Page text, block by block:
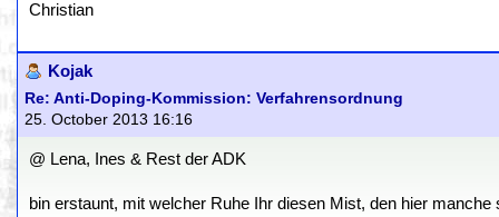
Christian
Kojak
Re: Anti-Doping-Kommission: Verfahrensordnung
25. October 2013 16:16
@ Lena, Ines & Rest der ADK
bin erstaunt, mit welcher Ruhe Ihr diesen Mist, den hier